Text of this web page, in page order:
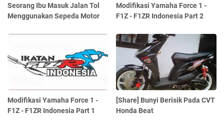
Seorang Ibu Masuk Jalan Tol
Menggunakan Sepeda Motor
Modifikasi Yamaha Force 1 -
F1Z - F1ZR Indonesia Part 2
Modifikasi Yamaha Force 1 -
F1Z - F1ZR Indonesia Part 1
[Share] Bunyi Berisik Pada CVT
Honda Beat